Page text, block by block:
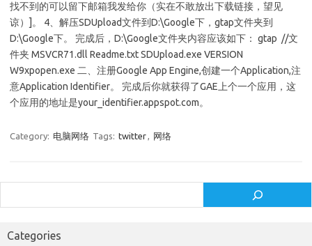
找不到的可以留下邮箱我发给你（实在不敢放出下载链接，望见
谅）]。 4、解压SDUpload文件到D:\Google下，gtap文件夹到
D:\Google下。 完成后，D:\Google文件夹内容应该如下： gtap //文
件夹 MSVCR71.dll Readme.txt SDUpload.exe VERSION
W9xpopen.exe 二、注册Google App Engine,创建一个Application,注
意Application Identifier。 完成后你就获得了GAE上个一个应用，这
个应用的地址是your_identifier.appspot.com。
Category: 电脑网络 Tags: twitter, 网络
Categories